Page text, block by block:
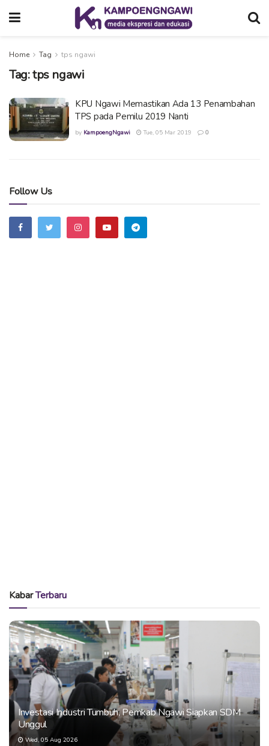
Home Tag tps ngawi
Tag:tps ngawi
KPU Ngawi Memastikan Ada 13 Penambahan
TPS pada Pemilu 2019 Nanti
by KampoengNgawi Tue, 05 Mar 2019 0
Follow Us
KabarTerbaru
Investasi Industri Tumbuh, Pemkab Ngawi Siapkan SDM
Unggul
Wed, 05 Aug 2026